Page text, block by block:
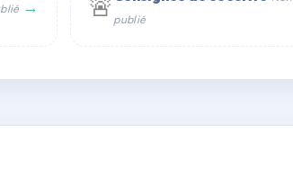
→ 🚨 publié